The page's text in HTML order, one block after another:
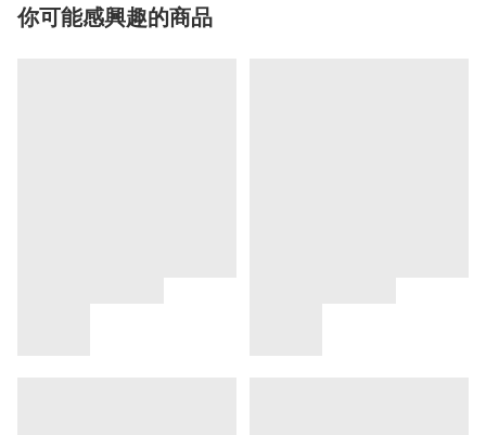
你可能感興趣的商品